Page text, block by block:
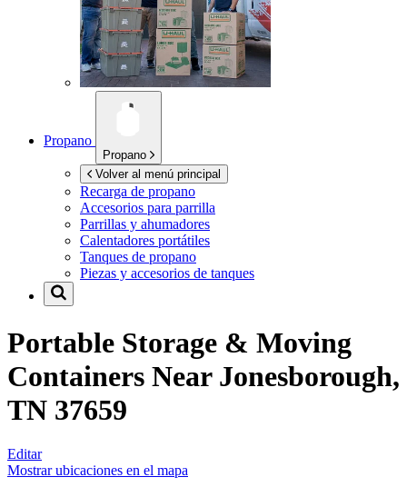
Propano
Propano
Volver al menú principal
Recarga de propano
Accesorios para parrilla
Parrillas y ahumadores
Calentadores portátiles
Tanques de propano
Piezas y accesorios de tanques
Portable Storage & Moving
Containers Near Jonesborough,
TN 37659
Editar
Mostrar ubicaciones en el mapa